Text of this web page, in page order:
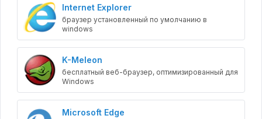
Internet Explorer
браузер установленный по умолчанию в
windows
K-Meleon
бесплатный веб-браузер, оптимизированный для
Windows
Microsoft Edge